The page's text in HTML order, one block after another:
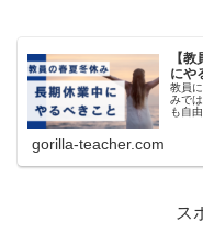
【
にや
教員
みで
も自
gorilla-teacher.com
ス